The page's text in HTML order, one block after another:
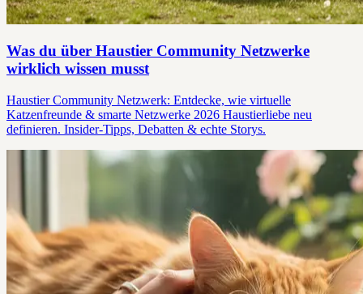
Was du über Haustier Community Netzwerke
wirklich wissen musst
Haustier Community Netzwerk: Entdecke, wie virtuelle
Katzenfreunde & smarte Netzwerke 2026 Haustierliebe neu
definieren. Insider-Tipps, Debatten & echte Storys.